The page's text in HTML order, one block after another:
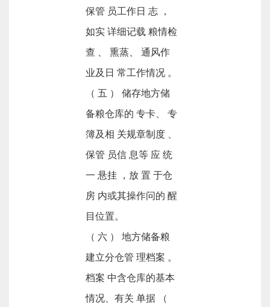
保管 员工作日 志 ，
如实 详细记载 粮情检
查 、 熏蒸、 通风作
业及日 常工作情况 。
（ 五 ） 储存地方储
备粮仓库的 专卡、 专
簿及相 关规章制度 、
保管 员信 息等 应 统
一 悬挂 ，放 置 于仓
房 内或其操作问的 醒
目位置。
（ 六 ） 地方储备粮
建立分仓管 理档案 。
档案 中含仓库的基本
情况、有关 单据 （